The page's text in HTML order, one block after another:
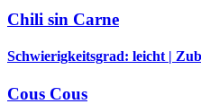
Chili sin Carne
Schwierigkeitsgrad: leicht |
Cous Cous